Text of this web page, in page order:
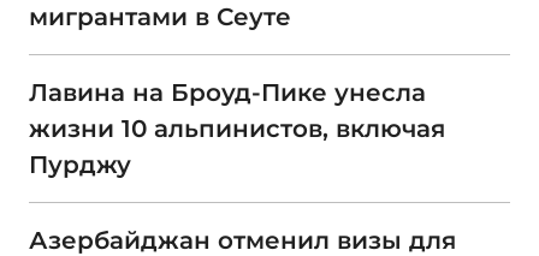
мигрантами в Сеуте
Лавина на Броуд-Пике унесла
жизни 10 альпинистов, включая
Пурджу
Азербайджан отменил визы для